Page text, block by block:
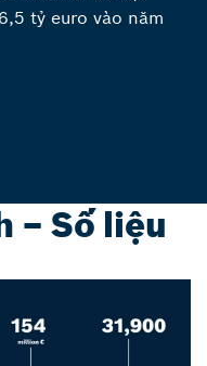
tỷ euro vào năm
– Số liệu